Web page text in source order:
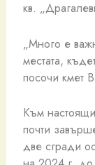
кв.
„Много е
местата,
посочи кмет
Към
почти
две сгради